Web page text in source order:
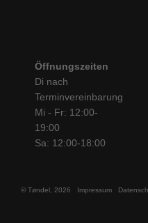
Öffnungszeiten
Di nach
Terminvereinbarung
Mi - Fr: 12:00-
19:00
Sa: 12:00-18:00
© Tøndel, 2026 Impressum